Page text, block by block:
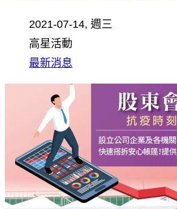
2021-07-14, 週三
高星活動
最新消息